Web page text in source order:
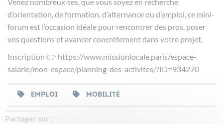
d’orientation, de formation, d’alternance ou d’emploi, ce mini-
forum est l’occasion idéale pour rencontrer des pros, poser
vos questions et avancer concrètement dans votre projet.
Inscription 👉 https://www.missionlocale.paris/espace-
salarie/mon-espace/planning-des-activites/?ID=934270
EMPLOI MOBILITÉ
Partager sur :